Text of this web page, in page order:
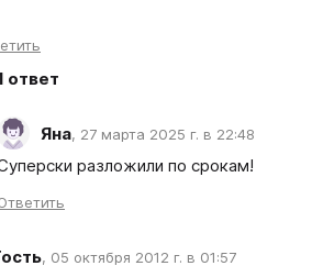
ответ
Яна, 27 марта 2025 г. в 22:48
разложили по срокам!
, 05 октября 2012 г. в 01:57